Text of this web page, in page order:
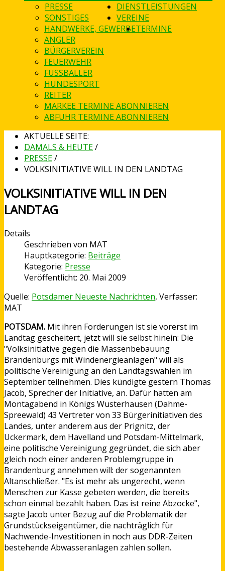
PRESSE
SONSTIGES
DIENSTLEISTUNGEN
HANDWERKE, GEWERBE
VEREINE
ANGLER
BÜRGERVEREIN
FEUERWEHR
FUSSBALLER
HUNDESPORT
REITER
TERMINE
MARKEE TERMINE ABONNIEREN
ABFUHR TERMINE ABONNIEREN
AKTUELLE SEITE:
DAMALS & HEUTE/
PRESSE/
VOLKSINITIATIVE WILL IN DEN LANDTAG
VOLKSINITIATIVE WILL IN DEN
LANDTAG
Details
Geschrieben von MAT
Hauptkategorie: Beiträge
Kategorie: Presse
Veröffentlicht: 20. Mai 2009
Quelle: Potsdamer Neueste Nachrichten, Verfasser:
MAT
POTSDAM. Mit ihren Forderungen ist sie vorerst im
Landtag gescheitert, jetzt will sie selbst hinein: Die
"Volksinitiative gegen die Massenbebauung
Brandenburgs mit Windenergieanlagen" will als
politische Vereinigung an den Landtagswahlen im
September teilnehmen. Dies kündigte gestern Thomas
Jacob, Sprecher der Initiative, an. Dafür hatten am
Montagabend in Königs Wusterhausen (Dahme-
Spreewald) 43 Vertreter von 33 Bürgerinitiativen des
Landes, unter anderem aus der Prignitz, der
Uckermark, dem Havelland und Potsdam-Mittelmark,
eine politische Vereinigung gegründet, die sich aber
gleich noch einer anderen Problemgruppe in
Brandenburg annehmen will: der sogenannten
Altanschließer. "Es ist mehr als ungerecht, wenn
Menschen zur Kasse gebeten werden, die bereits
schon einmal bezahlt haben. Das ist reine Abzocke",
sagte Jacob unter Bezug auf die Problematik der
Grundstückseigentümer, die nachträglich für
Nachwende-Investitionen in noch aus DDR-Zeiten
bestehende Abwasseranlagen zahlen sollen.